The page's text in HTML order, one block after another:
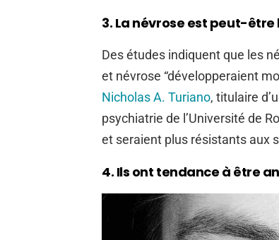
3. La névrose est peut-
Des études indiquent que les
et névrose “développeraient
Nicholas A. Turiano, titulaire
psychiatrie de l’Université de
et seraient plus résistants aux
4. Ils ont tendance à être